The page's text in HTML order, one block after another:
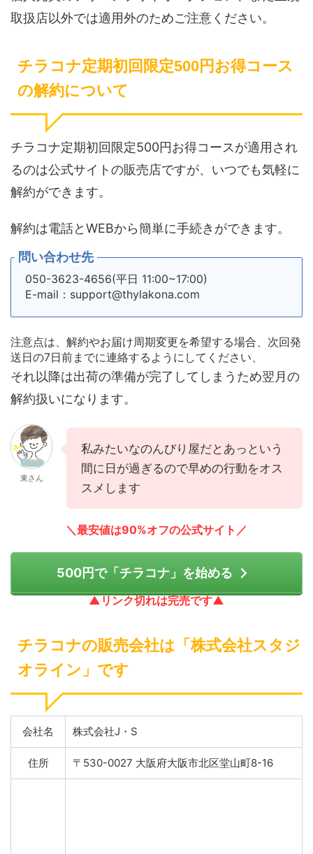
取扱店以外では適用外のためご注意ください。
チラコナ定期初回限定500円お得コース
の解約について
チラコナ定期初回限定500円お得コースが適用され
るのは公式サイトの販売店ですが、いつでも気軽に
解約ができます。
解約は電話とWEBから簡単に手続きができます。
問い合わせ先
050-3623-4656(平日 11:00~17:00)
E-mail：support@thylakona.com
注意点は、解約やお届け周期変更を希望する場合、次回発
送日の7日前までに連絡するようにしてください、
それ以降は出荷の準備が完了してしまうため翌月の
解約扱いになります。
東さん
私みたいなのんびり屋だとあっという
間に日が過ぎるので早めの行動をオス
スメします
＼最安値は90%オフの公式サイト／
500円で「チラコナ」を始める
▲リンク切れは完売です▲
チラコナの販売会社は「株式会社スタジ
オライン」です
会社名 株式会社J・S
住所 〒530-0027 大阪府大阪市北区堂山町8-16